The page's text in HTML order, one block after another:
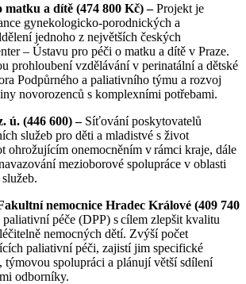
matku a dítě (474 800 Kč)–Projekt je
gynekologicko-porodnických a
jednoho z největších českých
– Ústavu pro péči o matku a dítě v Praze.
prohloubení vzdělávání v perinatální a dětské
Podpůrného a paliativního týmu a rozvoj
novorozenců s komplexními potřebami.
ú. (446 600)–Síťování poskytovatelů
služeb pro děti a mladistvé s život
ohrožujícím onemocněním v rámci kraje, dále
mezioborové spolupráce v oblasti
nemocnice Hradec Králové (409 740
péče (DPP) s cílem zlepšit kvalitu
nemocných dětí. Zvýší počet
paliativní péči, zajistí jim specifické
týmovou spolupráci a plánují větší sdílení
odborníky.